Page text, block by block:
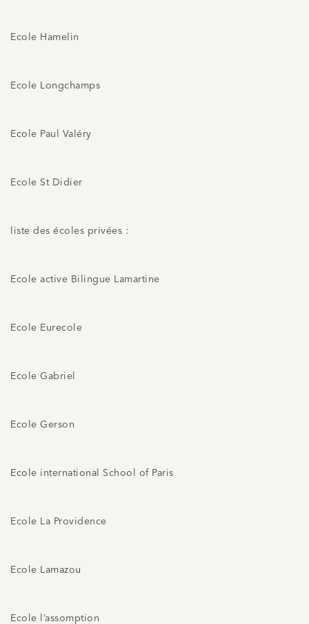
Ecole Hamelin
Ecole Longchamps
Ecole Paul Valéry
Ecole St Didier
liste des écoles privées :
Ecole active Bilingue Lamartine
Ecole Eurecole
Ecole Gabriel
Ecole Gerson
Ecole international School of Paris
Ecole La Providence
Ecole Lamazou
Ecole l’assomption